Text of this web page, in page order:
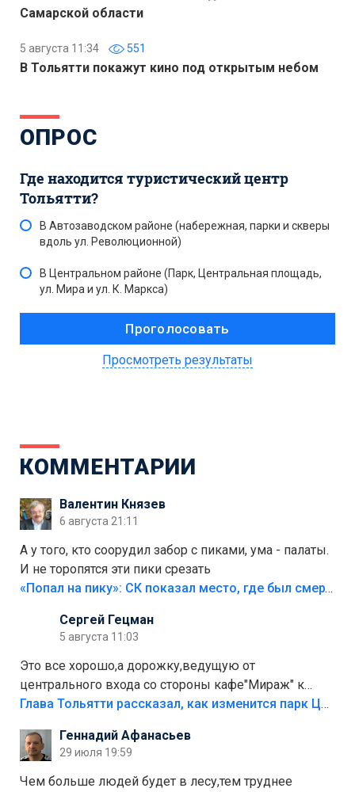
Самарской области
5 августа 11:34 551
В Тольятти покажут кино под открытым небом
ОПРОС
Где находится туристический центр
Тольятти?
В Автозаводском районе (набережная, парки и скверы
вдоль ул. Революционной)
В Центральном районе (Парк, Центральная площадь,
ул. Мира и ул. К. Маркса)
Просмотреть результаты
КОММЕНТАРИИ
Валентин Князев
6 августа 21:11
А у того, кто соорудил забор с пиками, ума - палаты.
И не торопятся эти пики срезать
«Попал на пику»: СК показал место, где был смертельно травмирован ребенок в Тольятти
Сергей Гецман
5 августа 11:03
Это все хорошо,а дорожку,ведущую от
центрального входа со стороны кафе"Мираж" к
аттракционам слабо доделать?А то бордюры
лежала в парке и испортилась.Да еще,видимо,часть
украли.
Глава Тольятти рассказал, как изменится парк Центрального района
Геннадий Афанасьев
29 июля 19:59
Чем больше людей будет в лесу,тем труднее